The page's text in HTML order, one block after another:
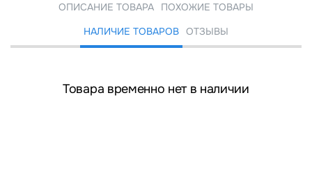
ОПИСАНИЕ ТОВАРА
ПОХОЖИЕ ТОВАРЫ
НАЛИЧИЕ ТОВАРОВ ОТЗЫВЫ
Товара временно нет в наличии